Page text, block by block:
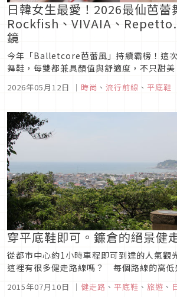
日韓女生最愛！2026最仙芭蕾
Rockfish、VIVAIA、
鏡
今年「Balletcore芭蕾風」持續霸榜！這
舞鞋，每雙都兼具顏值與舒適度，不只甜
夏最勸敗鞋款清單。
2026年05月12日 ｜ 時尚 、 流行前線 、 平底鞋
穿平底鞋即可。鐮倉的絕景健
從都市中心約1小時車程即可到達的人氣觀
這裡有很多健走路線嗎？ 每個路線的高低
後順便觀光鐮倉的景點也很有魅力。本篇文
2015年07月10日 ｜ 健走路 、 平底鞋 、 旅遊 、